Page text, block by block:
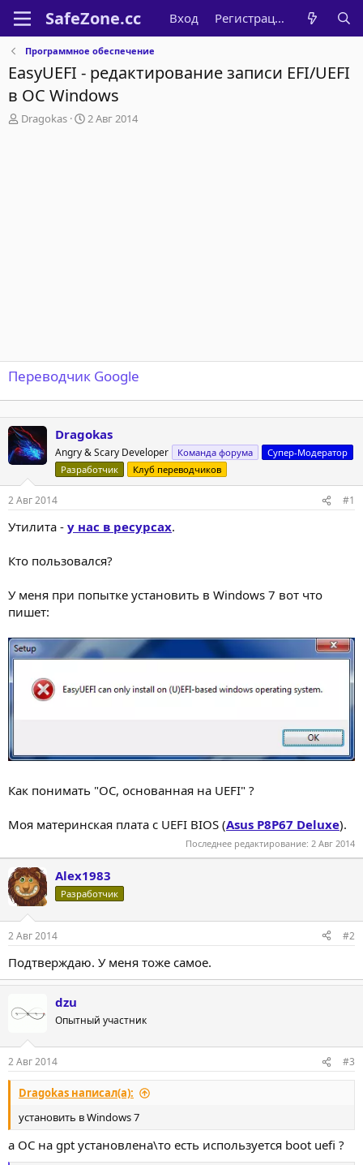
Вход Регистрация
Программное обеспечение
EasyUEFI - редактирование записи EFI/UEFI
в ОС Windows
А
Dragokas
Д
2 Авг 2014
Переводчик Google
Dragokas
Angry & Scary Developer Команда форума
Супер-Модератор
Разработчик
Клуб переводчиков
2 Авг 2014 #1
Утилита - у нас в ресурсах.
Кто пользовался?
У меня при попытке установить в Windows 7 вот что
пишет:
Как понимать "ОС, основанная на UEFI" ?
Моя материнская плата с UEFI BIOS (Asus P8P67 Deluxe).
Последнее редактирование: 2 Авг 2014
Alex1983
Разработчик
2 Авг 2014 #2
Подтверждаю. У меня тоже самое.
dzu
Опытный участник
2 Авг 2014 #3
Dragokas написал(а):
установить в Windows 7
а ОС на gpt установлена\то есть используется boot uefi ?